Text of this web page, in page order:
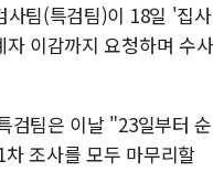
AI에 승부 건 네이
日, 4~6월 105조원
오렌지플래닛 창업
경찰, '300억대 사기
팀(특검팀)이 18일 '집사
이감까지 요청하며 수사
검팀은 이날 "23일부터 순
조사를 모두 마무리할